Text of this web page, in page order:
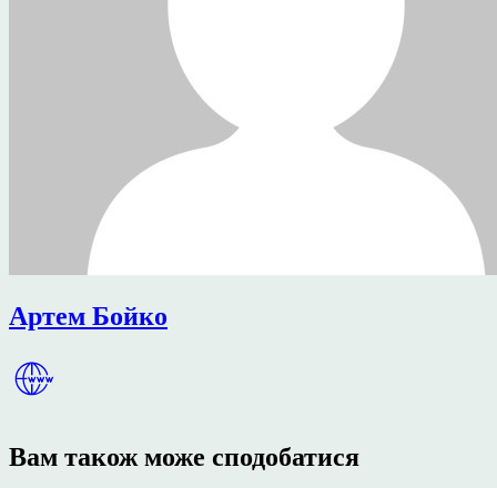
Артем Бойко
Вам також може сподобатися